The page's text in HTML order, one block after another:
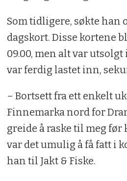
Som tidligere, søkte han
dagskort. Disse kortene
09.00, men alt var
var ferdig lastet inn,
– Bortsett fra ett enkelt
Finnemarka nord for
greide å raske til meg før
var det umulig å få fatt i
han til Jakt & Fiske.